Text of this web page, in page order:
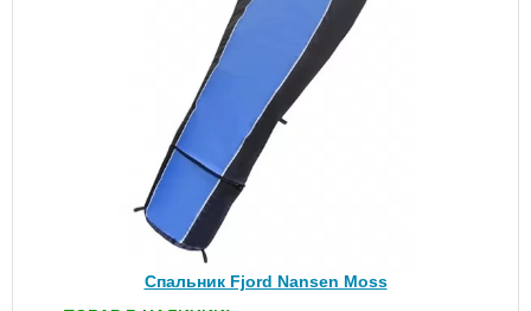
Спальник Fjord Nansen Moss